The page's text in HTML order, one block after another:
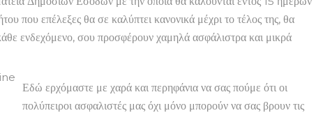
που επέλεξες θα σε καλύπτει κανονικά μέχρι το τέλος της, θα
ενδεχόμενο, σου προσφέρουν χαμηλά ασφάλιστρα και μικρά
Εδώ ερχόμαστε με χαρά και περηφάνια να σας πούμε ότι οι
πολύπειροι ασφαλιστές μας όχι μόνο μπορούν να σας βρουν τις